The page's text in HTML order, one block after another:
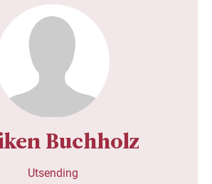
Buchholz
Utsending